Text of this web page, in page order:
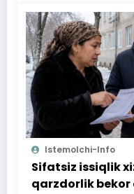
Istemolchi-Info
Sifatsiz issiqlik
qarzdorlik